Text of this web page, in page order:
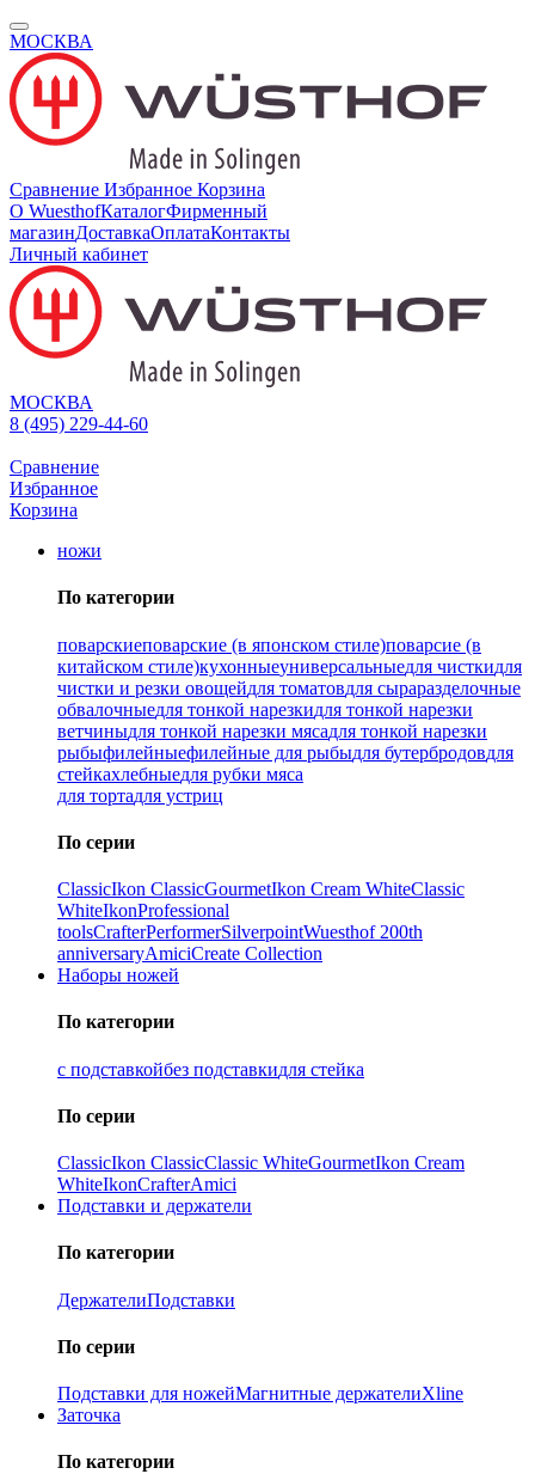
МОСКВА
Сравнение Избранное Корзина
О WuesthofКаталогФирменный
магазинДоставкаОплатаКонтакты
Личный кабинет
МОСКВА
8 (495) 229-44-60
Сравнение
Избранное
Корзина
ножи
По категории
поварскиеповарские (в японском стиле)поварсие (в
китайском стиле)кухонныеуниверсальныедля чисткидля
чистки и резки овощейдля томатовдля сыраразделочные
обвалочныедля тонкой нарезкидля тонкой нарезки
ветчиныдля тонкой нарезки мясадля тонкой нарезки
рыбыфилейныефилейные для рыбыдля бутербродовдля
стейкахлебныедля рубки мяса
для тортадля устриц
По серии
ClassicIkon ClassiсGourmetIkon Cream WhiteClassic
WhiteIkonProfessional
toolsCrafterPerformerSilverpointWuesthof 200th
anniversaryAmiciCreate Collection
Наборы ножей
По категории
с подставкойбез подставкидля стейка
По серии
ClassicIkon ClassiсClassic WhiteGourmetIkon Cream
WhiteIkonCrafterAmici
Подставки и держатели
По категории
ДержателиПодставки
По серии
Подставки для ножейМагнитные держателиXline
Заточка
По категории